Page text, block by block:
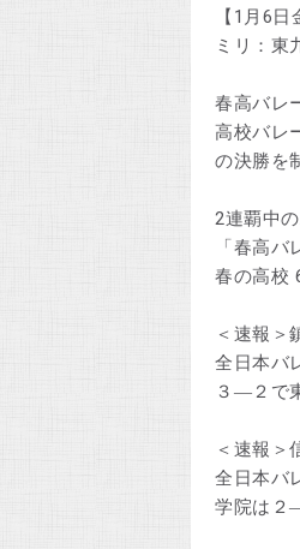
【1月6
ミリ：東
春高バレ
高校バレ
の決勝を
2連覇中
「春高
春の高校
＜速報＞
全日本バ
３―２で
＜速報＞
全日本バ
学院は２